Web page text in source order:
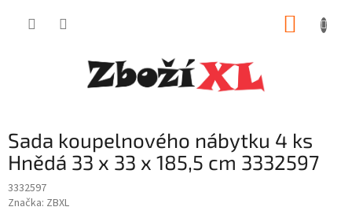
Sada koupelnového nábytku 4 ks
Hnědá 33 x 33 x 185,5 cm 3332597
3332597
Značka: ZBXL